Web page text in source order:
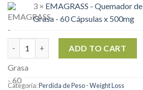
3 × EMAGRASS - Quemador de
Grasa - 60 Cápsulas x 500mg
ADD TO CART
Categoría:Perdida de Peso - Weight Loss